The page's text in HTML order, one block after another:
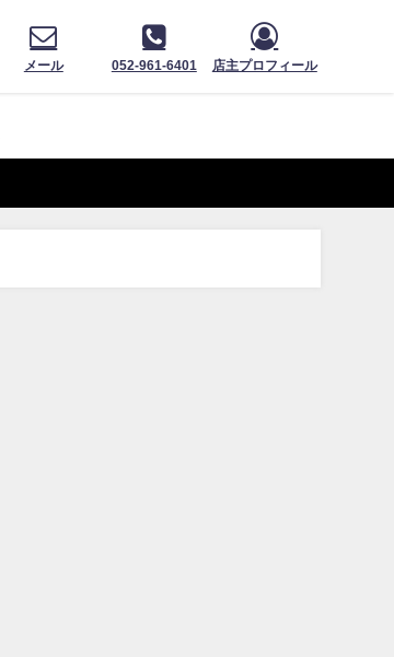
メール 052-961-6401 店主プロフィール